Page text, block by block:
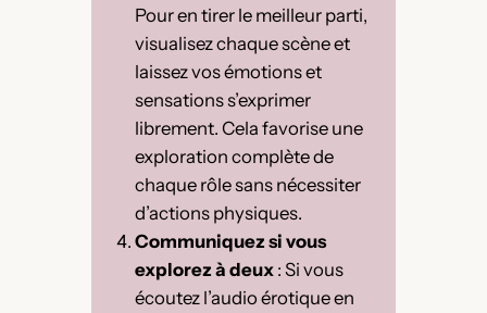
Pour en tirer le meilleur parti,
visualisez chaque scène et
laissez vos émotions et
sensations s’exprimer
librement. Cela favorise une
exploration complète de
chaque rôle sans nécessiter
d’actions physiques.
Communiquez si vous
explorez à deux: Si vous
écoutez l’audio érotique en